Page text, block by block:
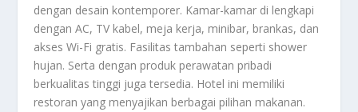
dengan desain kontemporer. Kamar-kamar di lengkapi
dengan AC, TV kabel, meja kerja, minibar, brankas, dan
akses Wi-Fi gratis. Fasilitas tambahan seperti shower
hujan. Serta dengan produk perawatan pribadi
berkualitas tinggi juga tersedia. Hotel ini memiliki
restoran yang menyajikan berbagai pilihan makanan.